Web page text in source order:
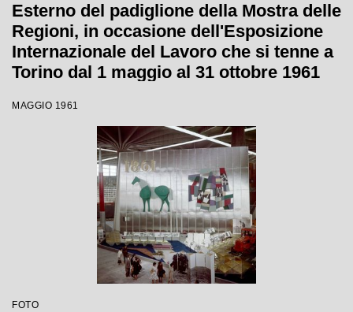
Esterno del padiglione della Mostra delle
Regioni, in occasione dell'Esposizione
Internazionale del Lavoro che si tenne a
Torino dal 1 maggio al 31 ottobre 1961
MAGGIO 1961
FOTO